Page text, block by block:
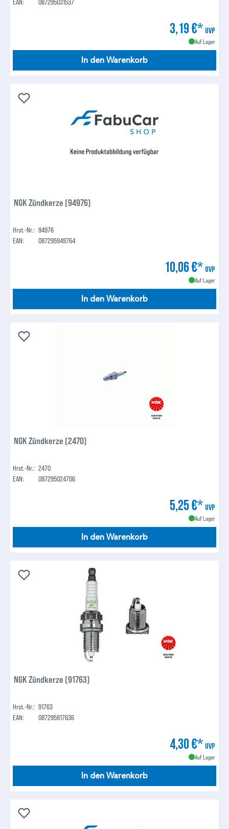
EAN: 087295031537
3,19 €* UVP
Auf Lager
In den Warenkorb
NGK Zündkerze (94976)
Hrst.-Nr.: 94976
EAN:
087295949764
10,06 €* UVP
Auf Lager
In den Warenkorb
NGK Zündkerze (2470)
Hrst.-Nr.: 2470
EAN:
087295024706
5,25 €* UVP
Auf Lager
In den Warenkorb
NGK Zündkerze (91763)
Hrst.-Nr.: 91763
EAN:
087295817636
4,30 €* UVP
Auf Lager
In den Warenkorb